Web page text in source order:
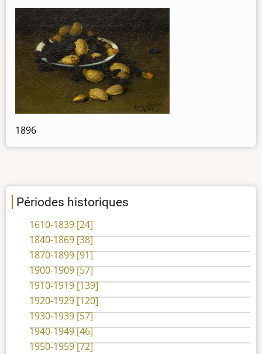
1896
Périodes historiques
1610-1839 [24]
1840-1869[38]
1870-1899[91]
1900-1909[57]
1910-1919[139]
1920-1929[120]
1930-1939[57]
1940-1949[46]
1950-1959[72]